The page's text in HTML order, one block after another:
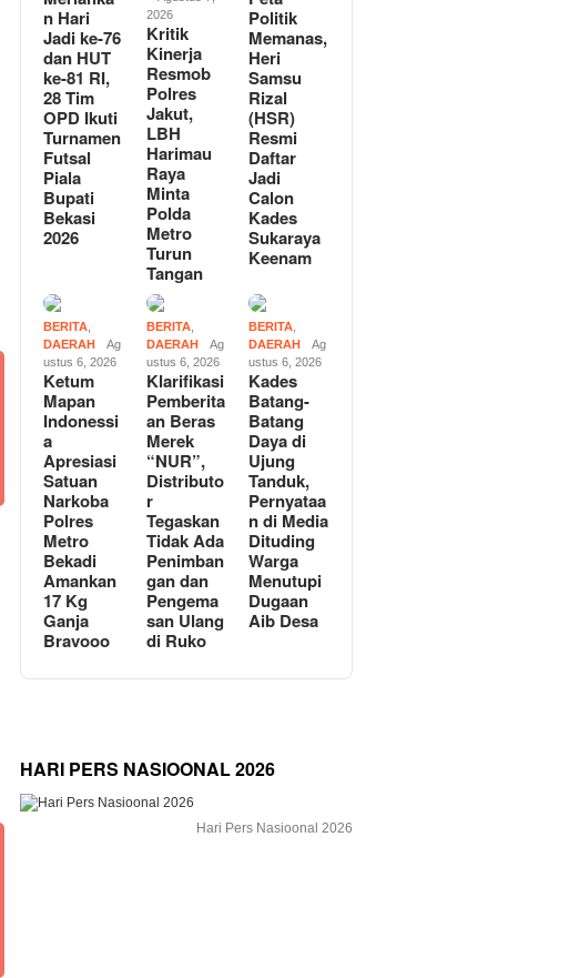
n Hari
Jadi ke-76
dan HUT
ke-81 RI,
28 Tim
OPD Ikuti
Turnamen
Futsal
Piala
Bupati
Bekasi
2026
2026
Kritik
Kinerja
Resmob
Polres
Jakut,
LBH
Harimau
Raya
Minta
Polda
Metro
Turun
Tangan
Politik
Memanas,
Heri
Samsu
Rizal
(HSR)
Resmi
Daftar
Jadi
Calon
Kades
Sukaraya
Keenam
BERITA
DAERAH
Ag
ustus 6, 2026
Ketum
Mapan
Indonessi
a
Apresiasi
Satuan
Narkoba
Polres
Metro
Bekadi
Amankan
17 Kg
Ganja
Bravooo
BERITA,
DAERAH
Ag
ustus 6, 2026
Klarifikasi
Pemberita
an Beras
Merek
“NUR”,
Distributo
r
Tegaskan
Tidak Ada
Penimban
gan dan
Pengema
san Ulang
di Ruko
BERITA
DAERAH
Ag
ustus 6, 2026
Kades
Batang-
Batang
Daya di
Ujung
Tanduk,
Pernyataa
n di Media
Dituding
Warga
Menutupi
Dugaan
Aib Desa
HARI PERS NASIOONAL 2026
Hari Pers Nasioonal 2026